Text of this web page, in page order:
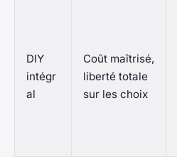
DIY
intégr
al
Coût maîtrisé,
liberté totale
sur les choix